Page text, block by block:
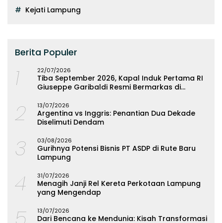
Kejati Lampung
Berita Populer
1 22/07/2026
Tiba September 2026, Kapal Induk Pertama RI
Giuseppe Garibaldi Resmi Bermarkas di
2 13/07/2026
Argentina vs Inggris: Penantian Dua Dekade
Diselimuti Dendam
3 03/08/2026
Gurihnya Potensi Bisnis PT ASDP di Rute Baru
Lampung
4 31/07/2026
Menagih Janji Rel Kereta Perkotaan Lampung
yang Mengendap
13/07/2026
Dari Bencana ke Mendunia: Kisah Transformasi